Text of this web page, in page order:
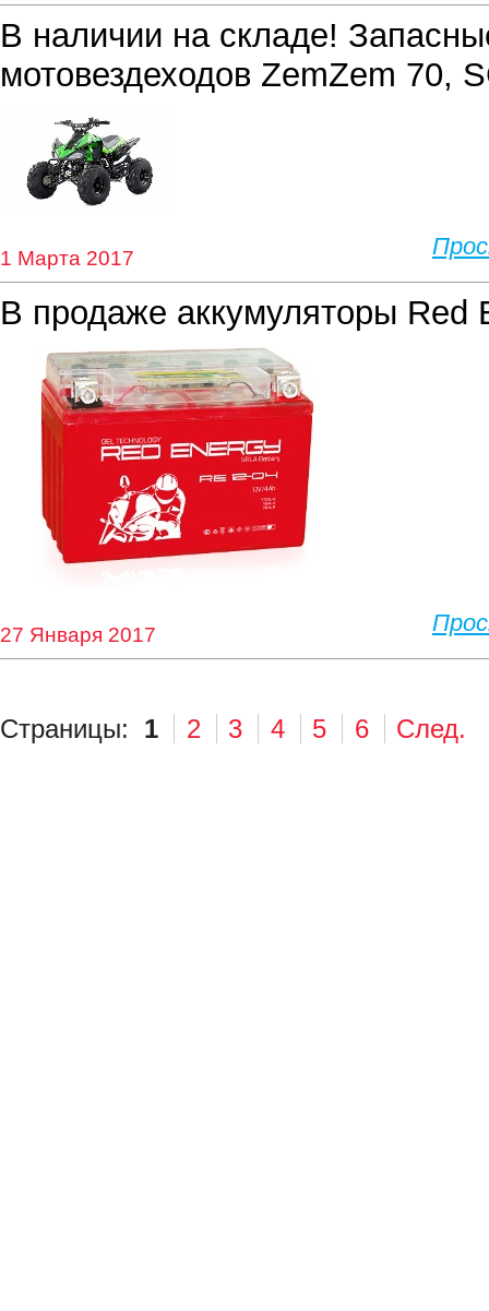
В наличии на складе!
мотовездеходов ZemZem 70,
1 Марта 2017
В продаже аккумуляторы Red
27 Января 2017
Страницы: 1 2 3 4 5 6 След.